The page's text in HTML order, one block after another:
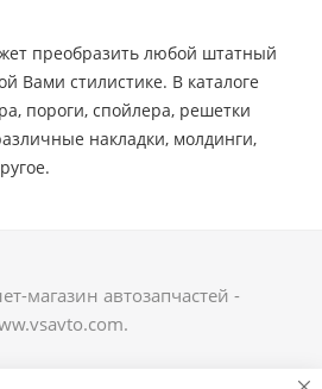
преобразить любой штатный
Вами стилистике. В каталоге
пороги, спойлера, решетки
накладки, молдинги,
магазин автозапчастей -